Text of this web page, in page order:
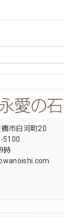
市白河町20
5100
時